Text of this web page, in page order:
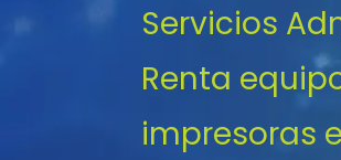
Servicios
Renta
impresoras